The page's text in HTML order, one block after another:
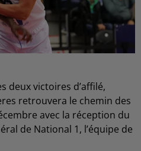
deux victoires d’affilé,
retrouvera le chemin des
avec la réception du
de National 1, l’équipe de